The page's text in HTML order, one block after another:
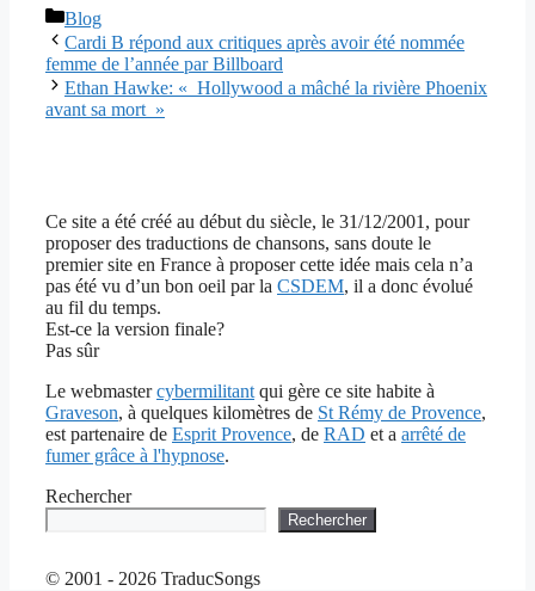
Catégories
Blog
Cardi B répond aux critiques après avoir été nommée
femme de l’année par Billboard
Ethan Hawke: « Hollywood a mâché la rivière Phoenix
avant sa mort »
Ce site a été créé au début du siècle, le 31/12/2001, pour
proposer des traductions de chansons, sans doute le
premier site en France à proposer cette idée mais cela n’a
pas été vu d’un bon oeil par la CSDEM, il a donc évolué
au fil du temps.
Est-ce la version finale?
Pas sûr
Le webmastercybermilitant qui gère ce site habite à
Graveson, à quelques kilomètres de St Rémy de Provence,
est partenaire de Esprit Provence, de RAD et a arrêté de
fumer grâce à l'hypnose.
Rechercher
Rechercher
© 2001 - 2026 TraducSongs